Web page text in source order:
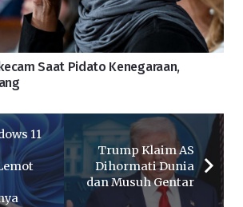
Saat Pidato Kenegaraan,
11
Trump Klaim AS
Dihormati Dunia
dan Musuh Gentar